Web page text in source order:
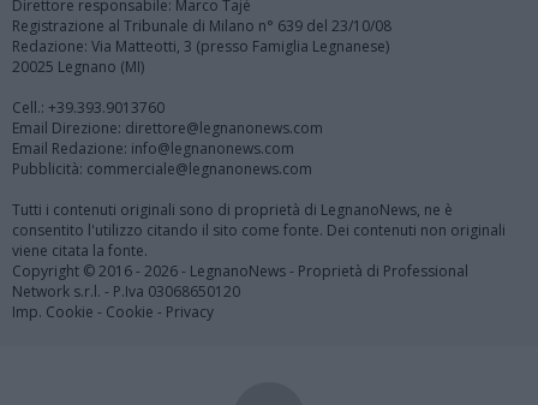
Direttore responsabile: Marco Tajè
Registrazione al Tribunale di Milano n° 639 del 23/10/08
Redazione: Via Matteotti, 3 (presso Famiglia Legnanese)
20025 Legnano (MI)
Cell.: +39.393.9013760
Email Direzione: direttore@legnanonews.com
Email Redazione: info@legnanonews.com
Pubblicità: commerciale@legnanonews.com
Tutti i contenuti originali sono di proprietà di LegnanoNews, ne è
consentito l'utilizzo citando il sito come fonte. Dei contenuti non originali
viene citata la fonte.
Copyright © 2016 - 2026 - LegnanoNews - Proprietà di Professional
Network s.r.l. - P.Iva 03068650120
Imp. Cookie - Cookie - Privacy